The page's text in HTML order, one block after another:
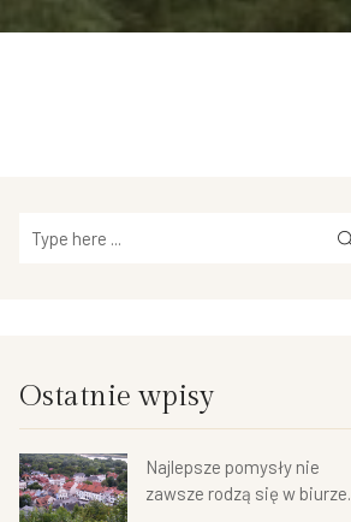
Ostatnie wpisy
Najlepsze pomysły nie
zawsze rodzą się w biurze.